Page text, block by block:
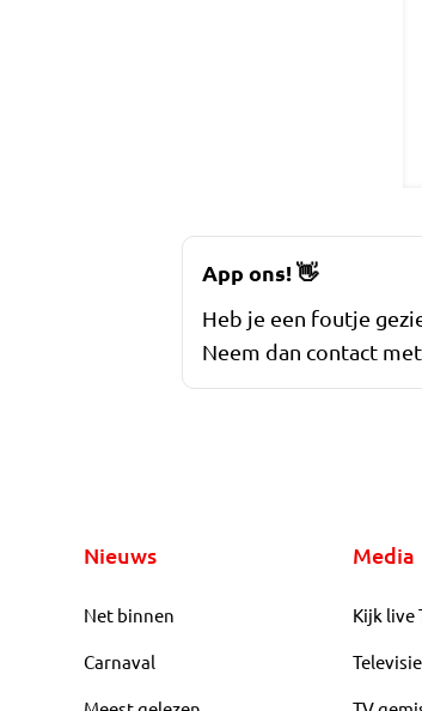
App ons!👋
Heb je een foutje
Neem dan contact met
Nieuws
Net binnen
Carnaval
Media
Kijk live